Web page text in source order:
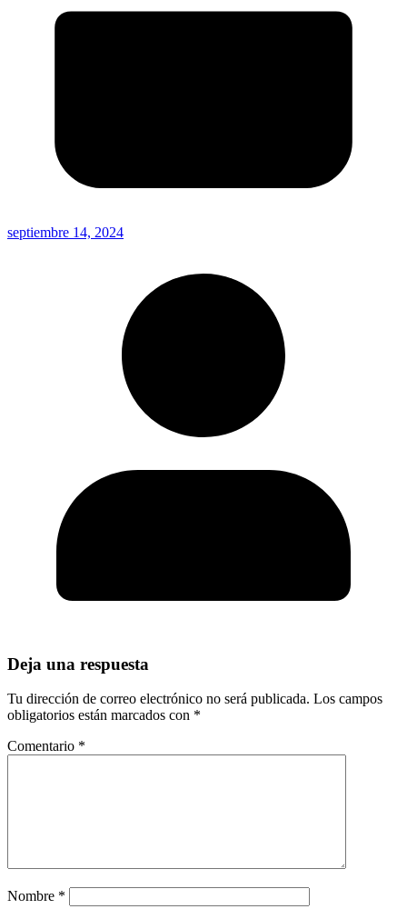
septiembre 14, 2024
Deja una respuesta
Tu dirección de correo electrónico no será publicada. Los campos
obligatorios están marcados con *
Comentario *
Nombre *